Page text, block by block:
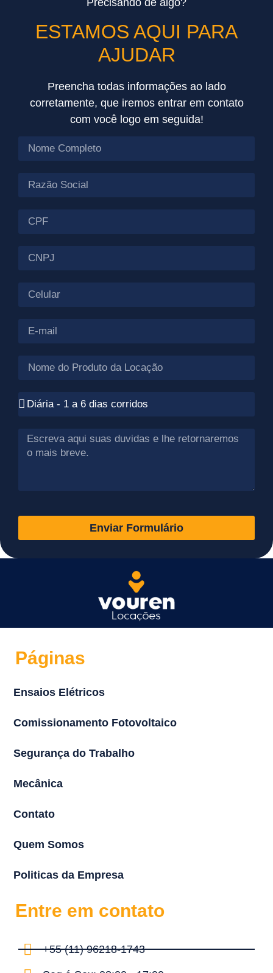
ESTAMOS AQUI PARA
AJUDAR
Preencha todas informações ao lado
corretamente, que iremos entrar em contato
com você logo em seguida!
Enviar Formulário
Páginas
Ensaios Elétricos
Comissionamento Fotovoltaico
Segurança do Trabalho
Mecânica
Contato
Quem Somos
Politicas da Empresa
Entre em contato
+55 (11) 96218-1743